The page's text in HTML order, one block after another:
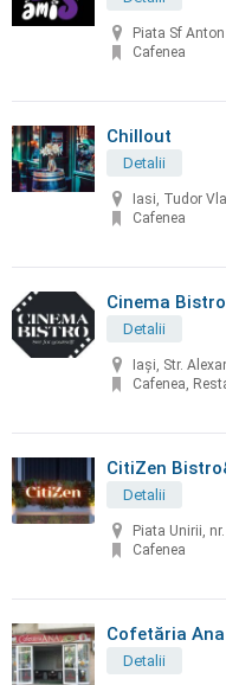
Piata Sf
Cafenea
Chillout
Detalii
Iasi, Tudor
Cafenea
Cinema Bistro
Detalii
Iași, Str.
Cafenea,
CitiZen
Detalii
Piata Unirii,
Cafenea
Cofetăria Ana
Detalii